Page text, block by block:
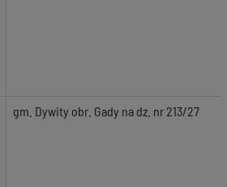
gm. Dywity obr. Gady na dz. nr 213/27